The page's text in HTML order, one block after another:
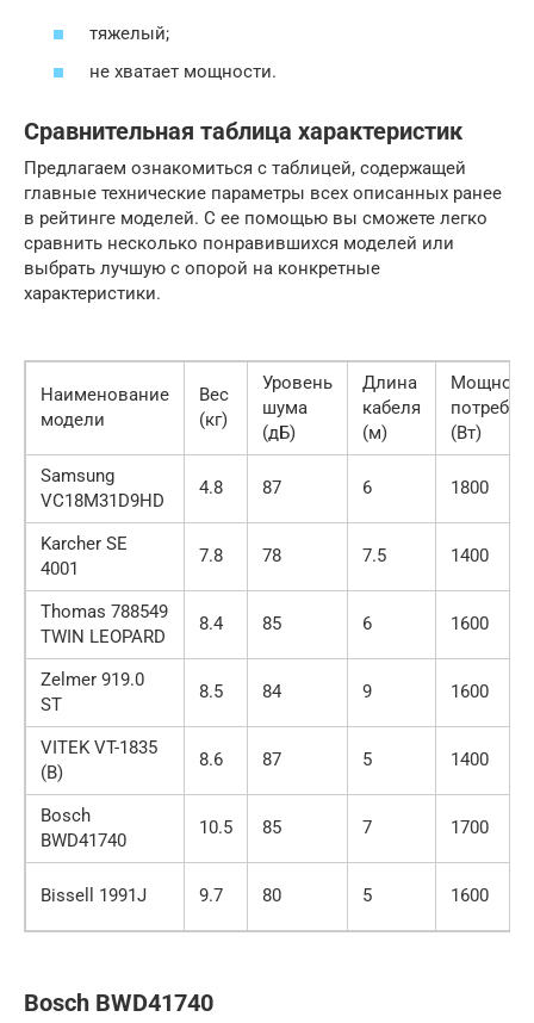
тяжелый;
не хватает мощности.
Сравнительная таблица характеристик
Предлагаем ознакомиться с таблицей, содержащей
главные технические параметры всех описанных ранее
в рейтинге моделей. С ее помощью вы сможете легко
сравнить несколько понравившихся моделей или
выбрать лучшую с опорой на конкретные
характеристики.
Наименование
модели
Вес
(кг)
Уровень
шума
(дБ)
Длина
кабеля
(м)
(Вт)
Samsung
VC18M31D9HD
4.8 87 6 1800
Karcher SE
4001
7.8 78 7.5 1400
Thomas 788549
TWIN LEOPARD
8.4 85 6 1600
Zelmer 919.0
ST
8.5 84 9 1600
VITEK VT-1835
(B)
8.6 87 5 1400
Bosch
BWD41740
10.5 85 7 1700
Bissell 1991J 9.7 80 5 1600
Bosch BWD41740